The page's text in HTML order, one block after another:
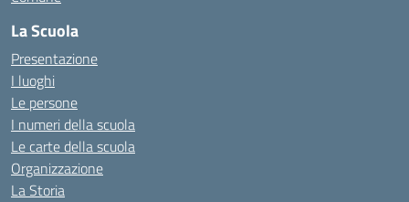
La Scuola
Presentazione
I luoghi
Le persone
I numeri della scuola
Le carte della scuola
Organizzazione
La Storia